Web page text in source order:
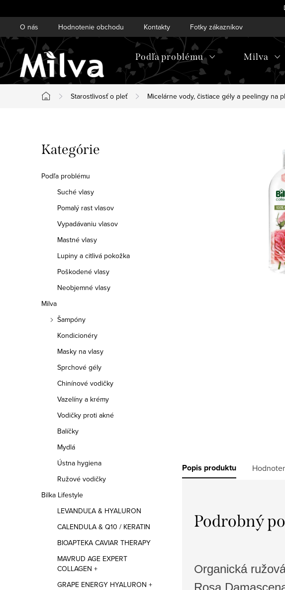
na
obsahO nás Hodnotenie obchodu Kontakty Fotky zákazníkov
Podľa problému Milva
Domov
Starostlivosť o pleť Micelárne vody, čistiace gély a peelingy na
o
č
l
Preskočiť
kategórie
Kategórie
Podľa problému
Suché vlasy
Pomalý rast vlasov
Vypadávaniu vlasov
Mastné vlasy
Lupiny a citlivá pokožka
Poškodené vlasy
Neobjemné vlasy
Milva
Šampóny
Kondicionéry
Masky na vlasy
Sprchové gély
Chinínové vodičky
Vazelíny a krémy
Vodičky proti akné
Balíčky
Mydlá
Ústna hygiena
Ružové vodičky
Bilka Lifestyle
LEVANDUĽA & HYALURON
CALENDULA & Q10 / KERATIN
BIOAPTEKA CAVIAR THERAPY
MAVRUD AGE EXPERT
COLLAGEN +
GRAPE ENERGY HYALURON +
Popis produktu
Podrobný
Organická
Rosa